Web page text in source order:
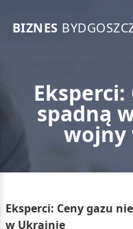
BIZNES
spadną
wojny
Eksperci: Ceny gazu
w Ukrainie